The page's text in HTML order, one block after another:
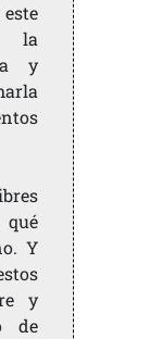
la
y
Y
y
de